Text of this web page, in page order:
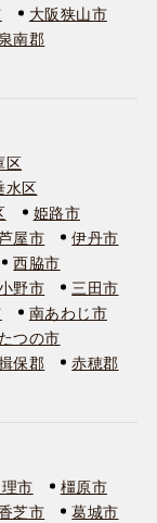
大阪狭山市
泉南郡
区
水区
姫路市
屋市
伊丹市
西脇市
野市
三田市
南あわじ市
たつの市
保郡
赤穂郡
市
橿原市
芝市
葛城市